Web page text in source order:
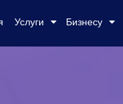
Услуги Бизнесу